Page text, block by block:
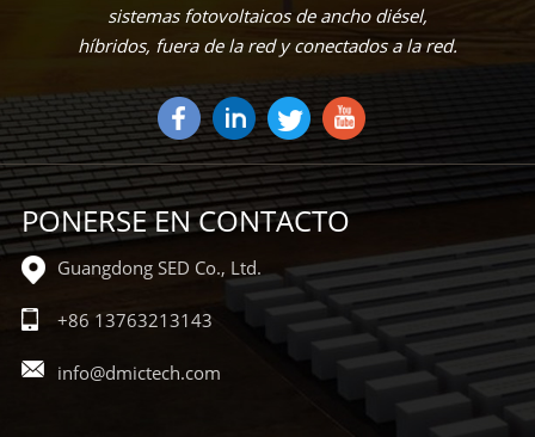
sistemas fotovoltaicos de ancho diésel,
híbridos, fuera de la red y conectados a la red.
PONERSE EN CONTACTO
Guangdong SED Co., Ltd.
+86 13763213143
info@dmictech.com